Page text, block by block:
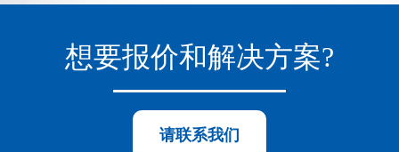
想要报价和解决方案?
请联系我们